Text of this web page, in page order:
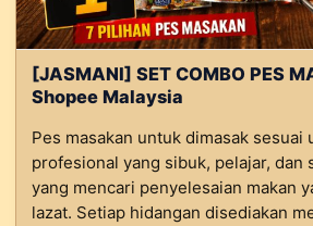
[JASMANI] SET COMBO PES
Shopee Malaysia
Pes masakan untuk dimasak sesuai
profesional yang sibuk, pelajar, dan
yang mencari penyelesaian makan
lazat. Setiap hidangan disediakan